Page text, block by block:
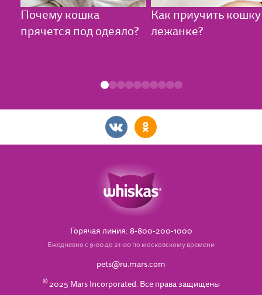
Почему кошка
прячется под одеяло?
Как приучить
лежанке?
Горячая линия: 8-800-200-1000
Ежедневно с 9:00 до 21:00 по московскому времени
pets@ru.mars.com
©2025 Mars Incorporated. Все права защищены